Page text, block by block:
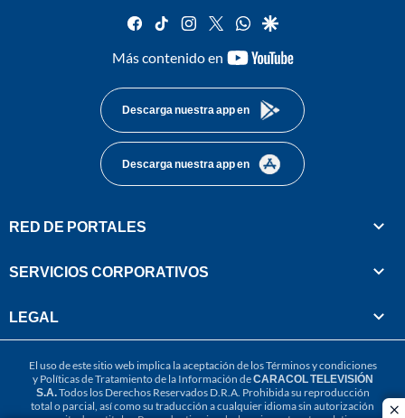
facebook
tiktok instagram
twitterwhatsapp
google
Más contenido en
youtube-
Descarga nuestra app en
Descarga nuestra app en
RED DE PORTALES
SERVICIOS CORPORATIVOS
LEGAL
El uso de este sitio web implica la aceptación de losTérminos y condiciones
y Políticas de Tratamiento de la Información deCARACOL TELEVISIÓN
S.A.Todos los Derechos Reservados D.R.A. Prohibida su reproducción
total o parcial, así como su traducción a cualquier idioma sin autorización